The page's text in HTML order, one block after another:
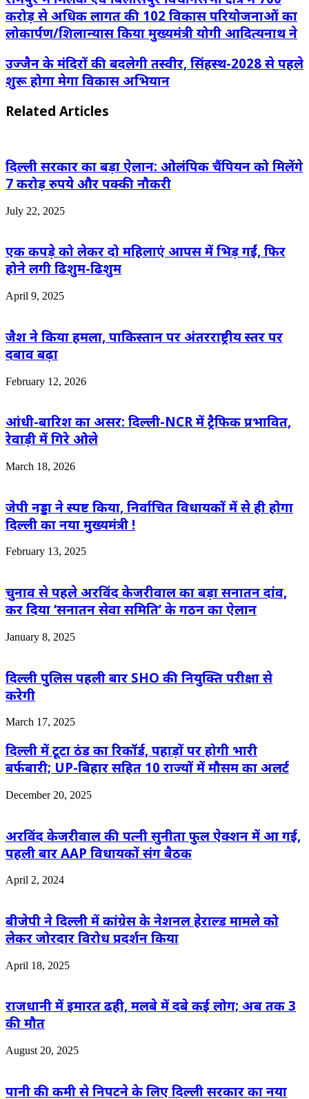
करोड़ से अधिक लागत की 102 विकास परियोजनाओं का
लोकार्पण/शिलान्यास किया मुख्यमंत्री योगी आदित्यनाथ ने
उज्जैन के मंदिरों की बदलेगी तस्वीर, सिंहस्थ-2028 से पहले
शुरू होगा मेगा विकास अभियान
Related Articles
दिल्ली सरकार का बड़ा ऐलान: ओलंपिक चैंपियन को मिलेंगे
7 करोड़ रुपये और पक्की नौकरी
July 22, 2025
एक कपड़े को लेकर दो महिलाएं आपस में भिड़ गईं, फिर
होने लगी ढिशुम-ढिशुम
April 9, 2025
जैश ने किया हमला, पाकिस्तान पर अंतरराष्ट्रीय स्तर पर
दबाव बढ़ा
February 12, 2026
आंधी-बारिश का असर: दिल्ली-NCR में ट्रैफिक प्रभावित,
रेवाड़ी में गिरे ओले
March 18, 2026
जेपी नड्डा ने स्पष्ट किया, निर्वाचित विधायकों में से ही होगा
दिल्ली का नया मुख्यमंत्री !
February 13, 2025
चुनाव से पहले अरविंद केजरीवाल का बड़ा सनातन दांव,
कर दिया ‘सनातन सेवा समिति’ के गठन का ऐलान
January 8, 2025
दिल्ली पुलिस पहली बार SHO की नियुक्ति परीक्षा से
करेगी
March 17, 2025
दिल्ली में टूटा ठंड का रिकॉर्ड, पहाड़ों पर होगी भारी
बर्फबारी; UP-बिहार सहित 10 राज्यों में मौसम का अलर्ट
December 20, 2025
अरविंद केजरीवाल की पत्नी सुनीता फुल ऐक्शन में आ गई,
पहली बार AAP विधायकों संग बैठक
April 2, 2024
बीजेपी ने दिल्ली में कांग्रेस के नेशनल हेराल्ड मामले को
लेकर जोरदार विरोध प्रदर्शन किया
April 18, 2025
राजधानी में इमारत ढही, मलबे में दबे कई लोग; अब तक 3
की मौत
August 20, 2025
पानी की कमी से निपटने के लिए दिल्ली सरकार का नया